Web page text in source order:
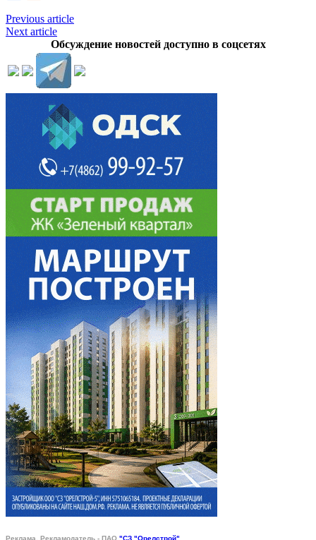
Previous article
Next article
Обсуждение новостей доступно в соцсетях
Реклама. Рекламодатель - ПАО "СЗ "Орелстрой"